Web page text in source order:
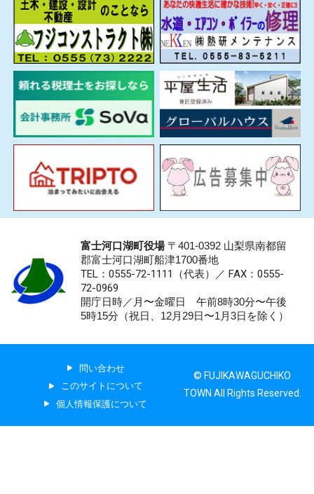
富士河口湖町役場〒401-0392 山梨県南都留
郡富士河口湖町船津1700番地
TEL：0555-72-1111 （代表）／ FAX：0555-
72-0969
開庁日時／月〜金曜日 午前8時30分〜午後
5時15分（祝日、12月29日〜1月3日を除く）
問い合わせ
このサイトについて
個人情報保護について
© FUJIKAWAGUCHIKO
TOWN All Rights Reserved.